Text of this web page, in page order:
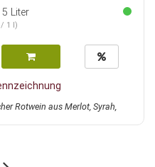
Liter
/ 1 l)
Rotwein aus Merlot, Syrah,